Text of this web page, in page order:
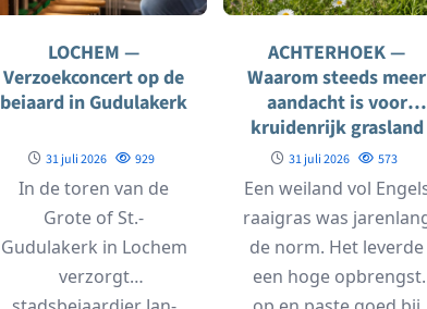
LOCHEM —
Verzoekconcert op de
beiaard in Gudulakerk
31 juli 2026 929
In de toren van de
Grote of St.-
Gudulakerk in Lochem
verzorgt
ACHTERHOEK —
Waarom steeds meer
aandacht is voor
kruidenrijk grasland
en bomen op
landbouwgrond
31 juli 2026 573
Een weiland vol
raaigras was
de norm. Het leverde
een hoge opbrengst